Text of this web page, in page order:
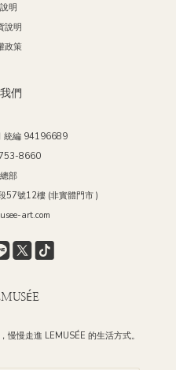
明
說明
政策
們
統編 94196689
8660
部
57號12樓 (非實體門市 )
art.com
慢走進 LEMUSÉE 的生活方式。